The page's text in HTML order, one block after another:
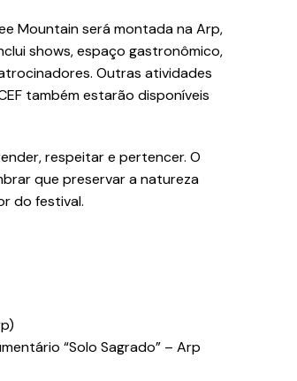
Mountain será montada na Arp,
shows, espaço gastronômico,
Outras atividades
também estarão disponíveis
respeitar e pertencer. O
que preservar a natureza
do festival.
“Solo Sagrado” – Arp